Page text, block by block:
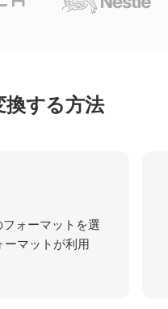
換する方法
ォーマットを選
マットが利用